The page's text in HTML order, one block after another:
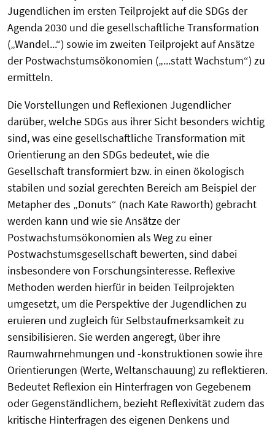
Jugendlichen im ersten Teilprojekt auf die SDGs der
Agenda 2030 und die gesellschaftliche Transformation
(„Wandel...“) sowie im zweiten Teilprojekt auf Ansätze
der Postwachstumsökonomien („...statt Wachstum“) zu
ermitteln.
Die Vorstellungen und Reflexionen Jugendlicher
darüber, welche SDGs aus ihrer Sicht besonders wichtig
sind, was eine gesellschaftliche Transformation mit
Orientierung an den SDGs bedeutet, wie die
Gesellschaft transformiert bzw. in einen ökologisch
stabilen und sozial gerechten Bereich am Beispiel der
Metapher des „Donuts“ (nach Kate Raworth) gebracht
werden kann und wie sie Ansätze der
Postwachstumsökonomien als Weg zu einer
Postwachstumsgesellschaft bewerten, sind dabei
insbesondere von Forschungsinteresse. Reflexive
Methoden werden hierfür in beiden Teilprojekten
umgesetzt, um die Perspektive der Jugendlichen zu
eruieren und zugleich für Selbstaufmerksamkeit zu
sensibilisieren. Sie werden angeregt, über ihre
Raumwahrnehmungen und -konstruktionen sowie ihre
Orientierungen (Werte, Weltanschauung) zu reflektieren.
Bedeutet Reflexion ein Hinterfragen von Gegebenem
oder Gegenständlichem, bezieht Reflexivität zudem das
kritische Hinterfragen des eigenen Denkens und